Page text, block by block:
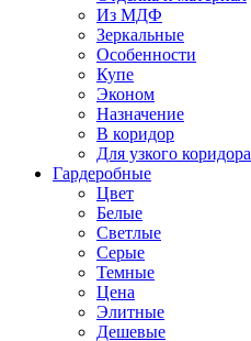
Из МДФ
Зеркальные
Особенности
Купе
Эконом
Назначение
В коридор
Для узкого коридора
Гардеробные
Цвет
Белые
Светлые
Серые
Темные
Цена
Элитные
Дешевые